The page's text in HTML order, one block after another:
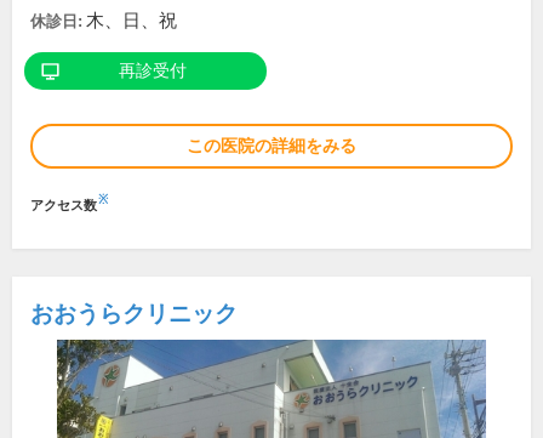
休診日: 木、日、祝
再診受付
この医院の詳細をみる
アクセス数※
おおうらクリニック